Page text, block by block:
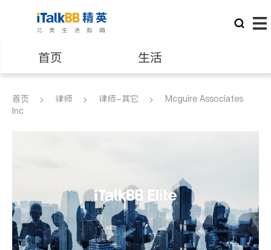
首页 生活
医生 律师
养老 非盈利组织
首页 律师 律师-其它
Mcguire Associates
Inc